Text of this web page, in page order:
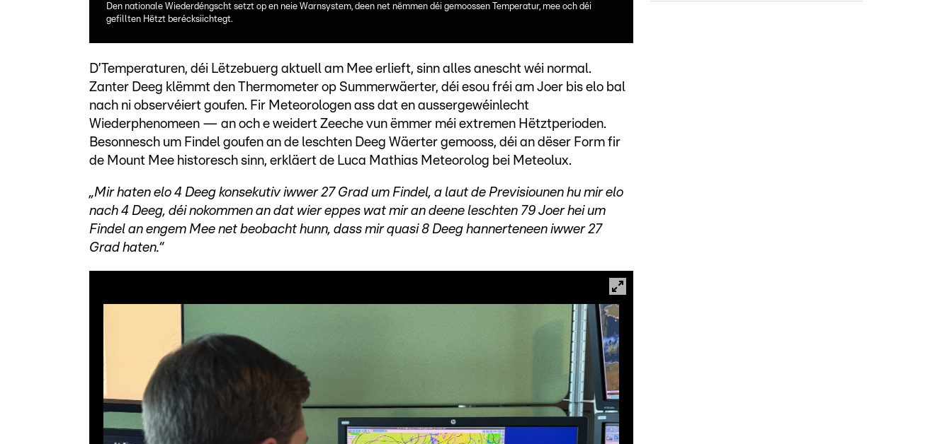
Den nationale Wiederdéngscht setzt op en neie Warnsystem, deen net nëmmen déi gemoossen Temperatur, mee och déi
gefillten Hëtzt berécksiichtegt.
D’Temperaturen, déi Lëtzebuerg aktuell am Mee erlieft, sinn alles anescht wéi normal.
Zanter Deeg klëmmt den Thermometer op Summerwäerter, déi esou fréi am Joer bis elo bal
nach ni observéiert goufen. Fir Meteorologen ass dat en aussergewéinlecht
Wiederphenomeen — an och e weidert Zeeche vun ëmmer méi extremen Hëtztperioden.
Besonnesch um Findel goufen an de leschten Deeg Wäerter gemooss, déi an dëser Form fir
de Mount Mee historesch sinn, erkläert de Luca Mathias Meteorolog bei Meteolux.
„Mir haten elo 4 Deeg konsekutiv iwwer 27 Grad um Findel, a laut de Previsiounen hu mir elo
nach 4 Deeg, déi nokommen an dat wier eppes wat mir an deene leschten 79 Joer hei um
Findel an engem Mee net beobacht hunn, dass mir quasi 8 Deeg hannerteneen iwwer 27
Grad haten.“